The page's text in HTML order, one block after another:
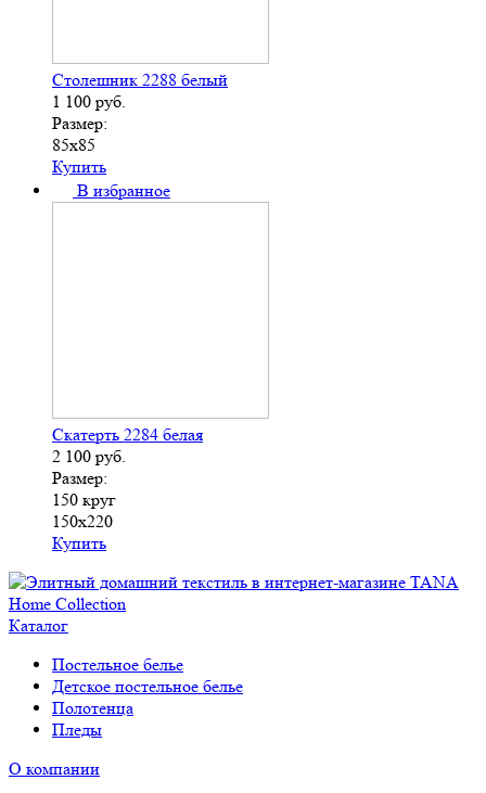
Столешник 2288 белый
1 100 руб.
Размер:
85х85
Купить
В избранное
Скатерть 2284 белая
2 100 руб.
Размер:
150 круг
150х220
Купить
Каталог
Постельное белье
Детское постельное белье
Полотенца
Пледы
О компании